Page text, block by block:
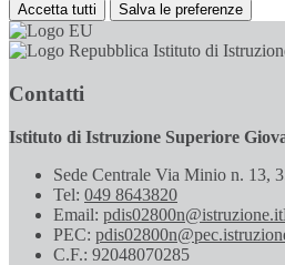
Accetta tutti Salva le preferenze
Istituto di
Contatti
Istituto di Istruzione Superiore
Sede Centrale Via Minio n. 13,
Tel: 049 8643820
Email: pdis02800n@istruzione.it
PEC:
C.F.: 92048070285